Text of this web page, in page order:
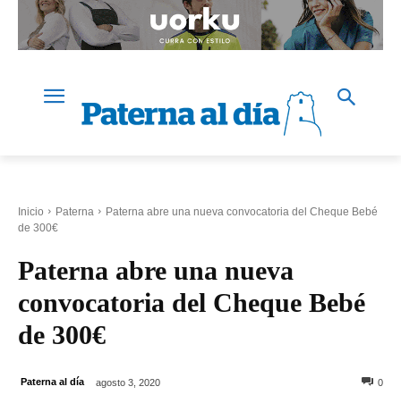
Inicio Paterna
Paterna abre una nueva convocatoria del Cheque Bebé
de 300€
Paterna abre una nueva
convocatoria del Cheque Bebé
de 300€
Paterna al día agosto 3, 2020 0